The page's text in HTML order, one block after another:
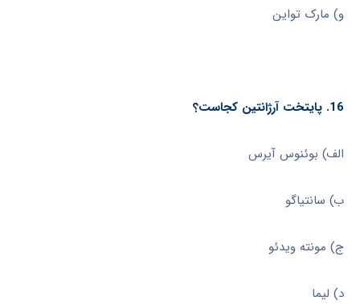
و) مارک تواین
16. پایتخت آرژانتین کجاست؟
الف) بوئنوس آیرس
ب) سانتیاگو
ج) مونته ویدئو
د) لیما